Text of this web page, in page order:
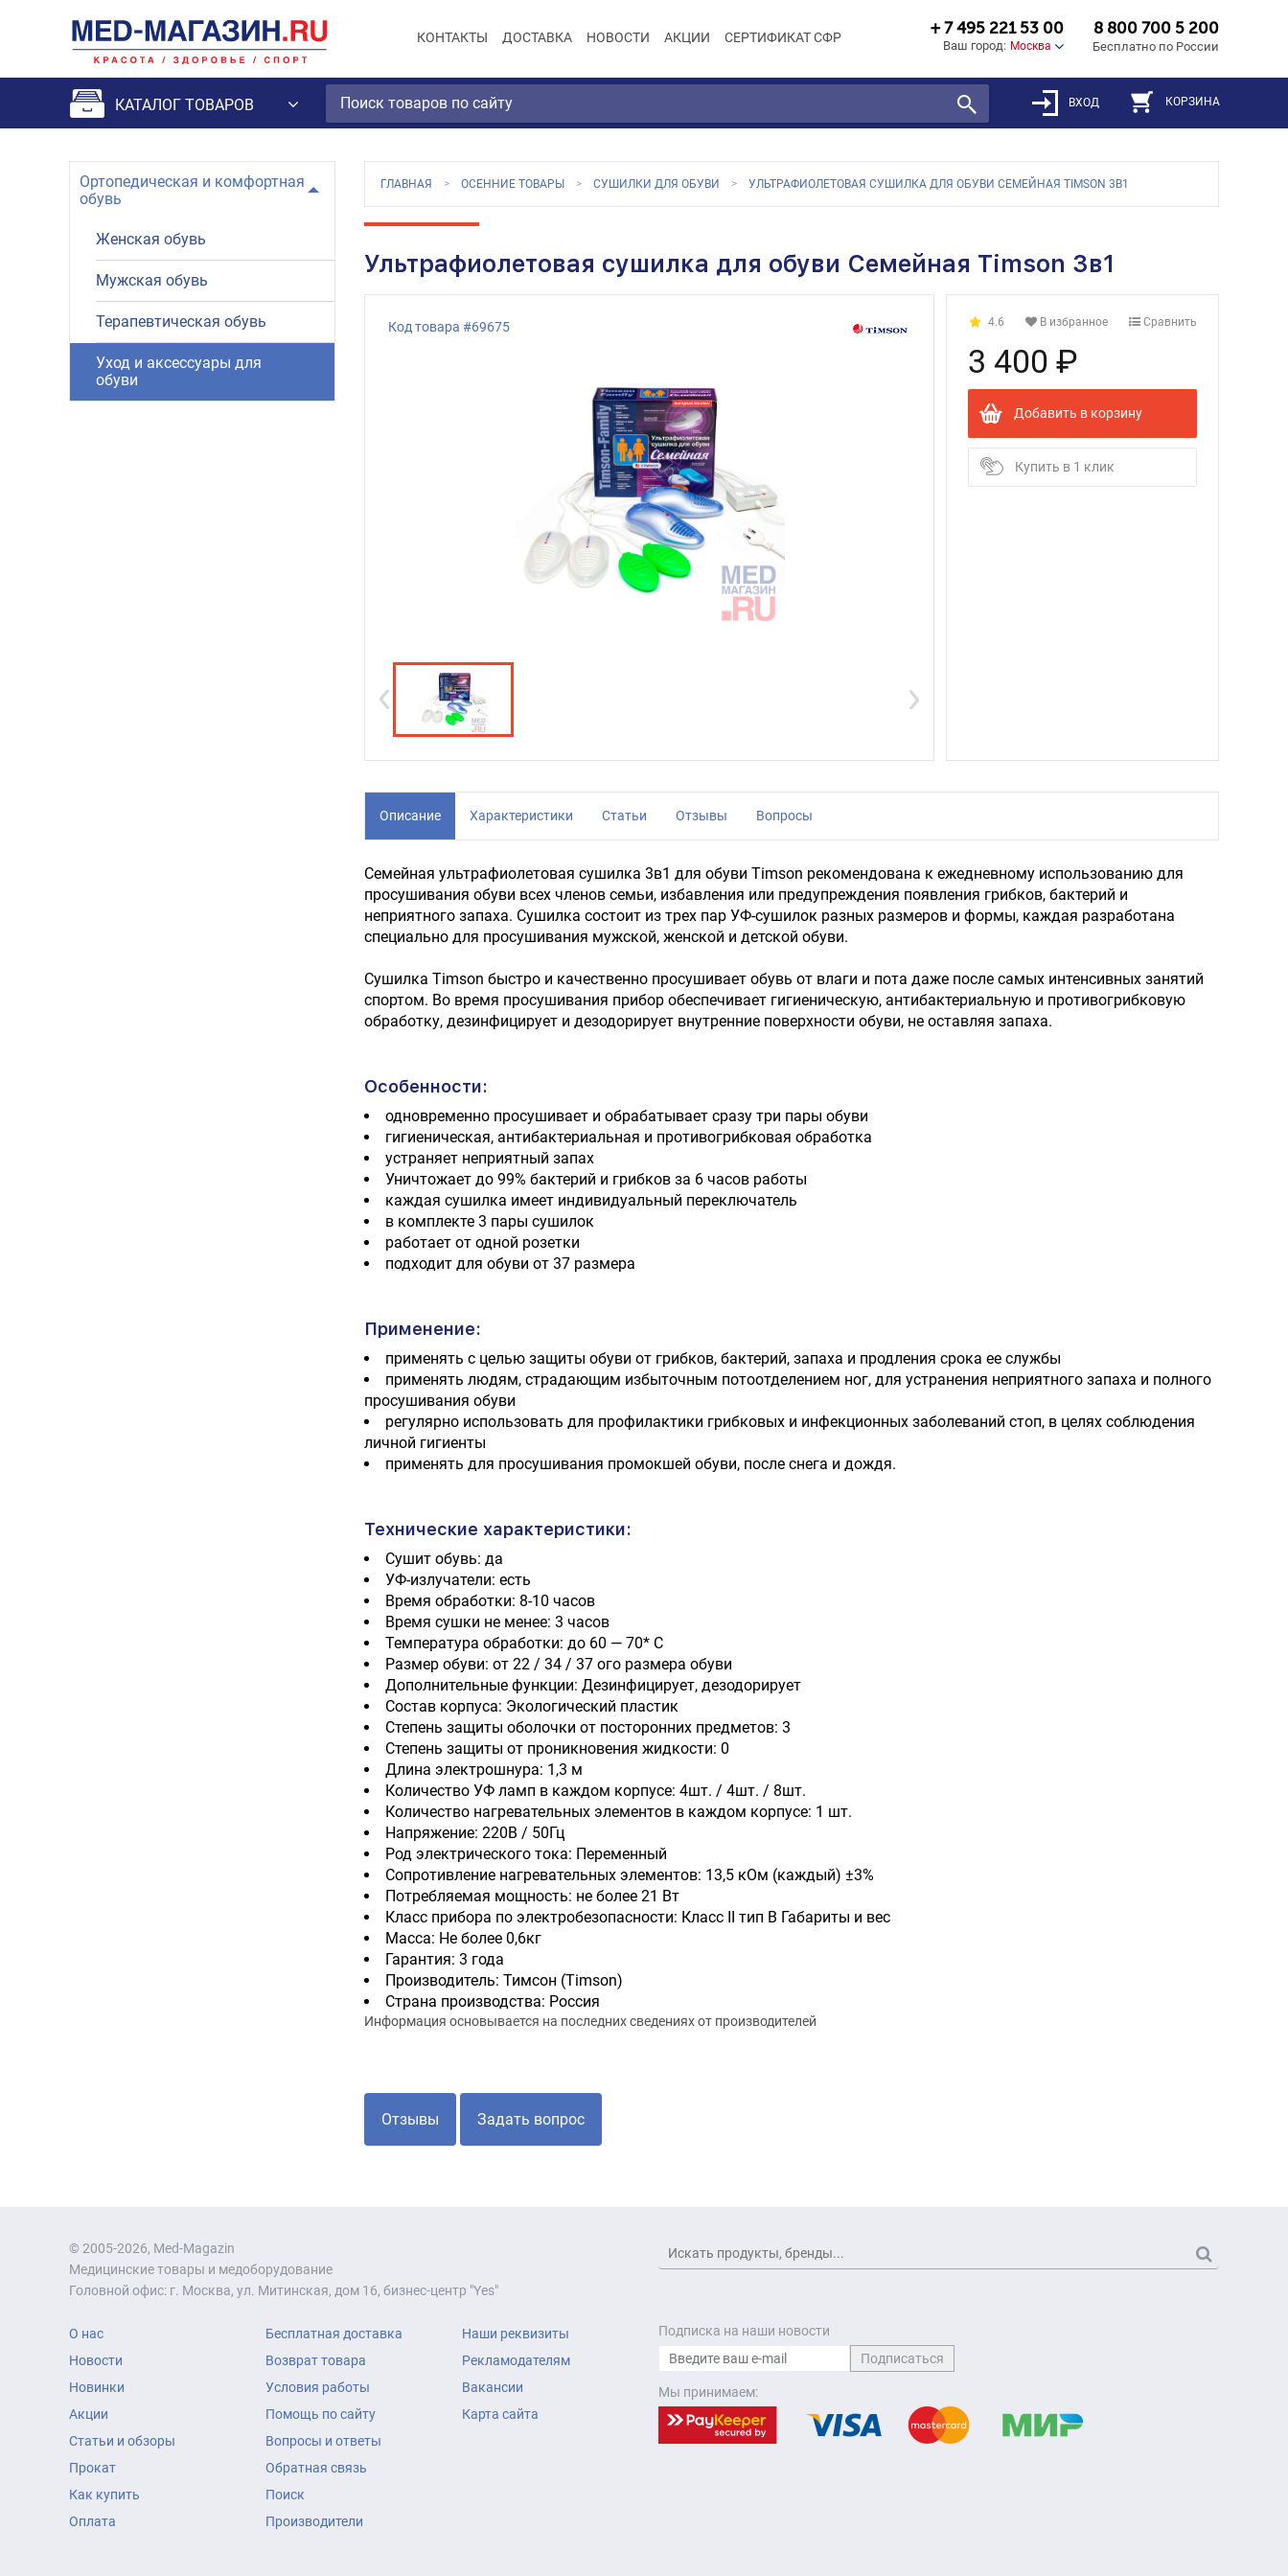
КОНТАКТЫ ДОСТАВКА НОВОСТИ АКЦИИ СЕРТИФИКАТ СФР
+ 7 495 221 53 00
Ваш город: Москва
8 800 700 5 200
Бесплатно по России
КАТАЛОГ ТОВАРОВ ВХОД КОРЗИНА
Ортопедическая и комфортная
обувь
Женская обувь
Мужская обувь
Терапевтическая обувь
Уход и аксессуары для
обуви
ГЛАВНАЯ ОСЕННИЕ ТОВАРЫ СУШИЛКИ ДЛЯ ОБУВИ УЛЬТРАФИОЛЕТОВАЯ СУШИЛКА ДЛЯ ОБУВИ СЕМЕЙНАЯ TIMSON 3В1
Ультрафиолетовая сушилка для обуви Семейная Timson 3в1
Код товара #69675 4.6 В избранное Сравнить
3 400 ₽
Добавить в корзину
Купить в 1 клик
Описание Характеристики Статьи Отзывы Вопросы
Семейная ультрафиолетовая сушилка 3в1 для обуви Timson рекомендована к ежедневному использованию для
просушивания обуви всех членов семьи, избавления или предупреждения появления грибков, бактерий и
неприятного запаха. Сушилка состоит из трех пар УФ-сушилок разных размеров и формы, каждая разработана
специально для просушивания мужской, женской и детской обуви.
Сушилка Timson быстро и качественно просушивает обувь от влаги и пота даже после самых интенсивных занятий
спортом. Во время просушивания прибор обеспечивает гигиеническую, антибактериальную и противогрибковую
обработку, дезинфицирует и дезодорирует внутренние поверхности обуви, не оставляя запаха.
Особенности:
одновременно просушивает и обрабатывает сразу три пары обуви
гигиеническая, антибактериальная и противогрибковая обработка
устраняет неприятный запах
Уничтожает до 99% бактерий и грибков за 6 часов работы
каждая сушилка имеет индивидуальный переключатель
в комплекте 3 пары сушилок
работает от одной розетки
подходит для обуви от 37 размера
Применение:
применять с целью защиты обуви от грибков, бактерий, запаха и продления срока ее службы
применять людям, страдающим избыточным потоотделением ног, для устранения неприятного запаха и полного
просушивания обуви
регулярно использовать для профилактики грибковых и инфекционных заболеваний стоп, в целях соблюдения
личной гигиенты
применять для просушивания промокшей обуви, после снега и дождя.
Технические характеристики:
Сушит обувь: да
УФ-излучатели: есть
Время обработки: 8-10 часов
Время сушки не менее: 3 часов
Температура обработки: до 60 — 70* C
Размер обуви: от 22 / 34 / 37 ого размера обуви
Дополнительные функции: Дезинфицирует, дезодорирует
Состав корпуса: Экологический пластик
Степень защиты оболочки от посторонних предметов: 3
Степень защиты от проникновения жидкости: 0
Длина электрошнура: 1,3 м
Количество УФ ламп в каждом корпусе: 4шт. / 4шт. / 8шт.
Количество нагревательных элементов в каждом корпусе: 1 шт.
Напряжение: 220В / 50Гц
Род электрического тока: Переменный
Сопротивление нагревательных элементов: 13,5 кОм (каждый) ±3%
Потребляемая мощность: не более 21 Вт
Класс прибора по электробезопасности: Класс II тип B Габариты и вес
Масса: Не более 0,6кг
Гарантия: 3 года
Производитель: Тимсон (Timson)
Страна производства: Россия
Информация основывается на последних сведениях от производителей
Отзывы Задать вопрос
© 2005-2026, Med-Magazin
Медицинские товары и медоборудование
Головной офис: г. Москва, ул. Митинская, дом 16, бизнес-центр "Yes"
О нас
Новости
Новинки
Акции
Статьи и обзоры
Прокат
Как купить
Оплата
Бесплатная доставка
Возврат товара
Условия работы
Помощь по сайту
Вопросы и ответы
Обратная связь
Поиск
Производители
Наши реквизиты
Рекламодателям
Вакансии
Карта сайта
Подписка на наши новости
Мы принимаем: